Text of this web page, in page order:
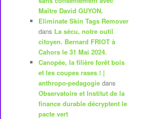
Maître David GUYON.
Eliminate Skin Tags Remover
dans La sécu, notre outil
citoyen. Bernard FRIOT à
Cahors le 31 Mai 2024.
Canopée, la filière forêt bois
et les coupes rases ! |
anthropo-pedagogie dans
Observatoire et Institut de la
finance durable décryptent le
pacte vert